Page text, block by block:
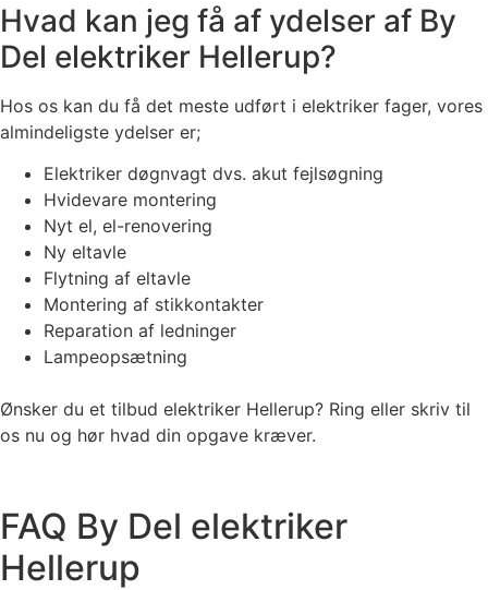
Hvad kan jeg få af ydelser af By
Del elektriker Hellerup?
Hos os kan du få det meste udført i elektriker fager, vores
almindeligste ydelser er;
Elektriker døgnvagt dvs. akut fejlsøgning
Hvidevare montering
Nyt el, el-renovering
Ny eltavle
Flytning af eltavle
Montering af stikkontakter
Reparation af ledninger
Lampeopsætning
Ønsker du et tilbud elektriker Hellerup? Ring eller skriv til
os nu og hør hvad din opgave kræver.
FAQ By Del elektriker
Hellerup